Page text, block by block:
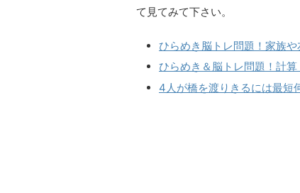
て見てみて下さい。
ひらめき脳トレ問題！家族
ひらめき＆脳トレ問題！計
4人が橋を渡りきるには最短